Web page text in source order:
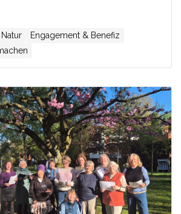
Vielfalt
Engagement & Benefiz